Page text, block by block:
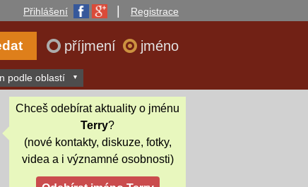
Přihlášení Registrace
příjmení jméno
podle oblastí
Chceš odebírat aktuality o jménu
Terry?
(nové kontakty, diskuze, fotky,
videa a i významné osobnosti)